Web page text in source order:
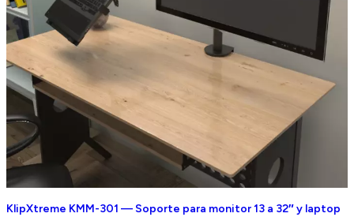
KlipXtreme KMM-301 — Soporte para monitor 13 a 32″ y laptop